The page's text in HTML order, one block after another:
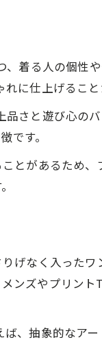
着る人の個性や
に仕上げること
さと遊び心の
です。
とがあるため、
げなく入った
ンズやプリント
、抽象的なア